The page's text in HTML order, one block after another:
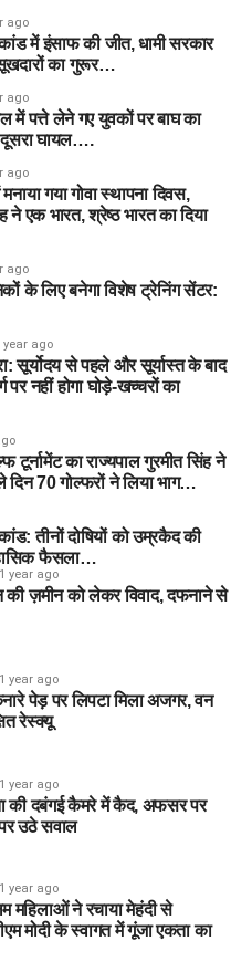
ago
में इंसाफ की जीत, धामी सरकार
का गुरूर…
ago
पत्ते लेने गए युवकों पर बाघ का
दूसरा घायल….
ago
गया गोवा स्थापना दिवस,
ने एक भारत, श्रेष्ठ भारत का दिया
ago
के लिए बनेगा विशेष ट्रेनिंग सेंटर:
year ago
सूर्योदय से पहले और सूर्यास्त के बाद
पर नहीं होगा घोड़े-खच्चरों का
टूर्नामेंट का राज्यपाल गुरमीत सिंह ने
दिन 70 गोल्फरों ने लिया भाग…
तीनों दोषियों को उम्रकैद की
फैसला…
1 year ago
की ज़मीन को लेकर विवाद, दफनाने से
1 year ago
पेड़ पर लिपटा मिला अजगर, वन
रेस्क्यू
1 year ago
की दबंगई कैमरे में कैद, अफसर पर
उठे सवाल
1 year ago
महिलाओं ने रचाया मेहंदी से
मोदी के स्वागत में गूंजा एकता का